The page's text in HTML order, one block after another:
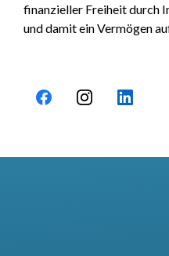
finanzieller Freiheit durch
und damit ein Vermögen